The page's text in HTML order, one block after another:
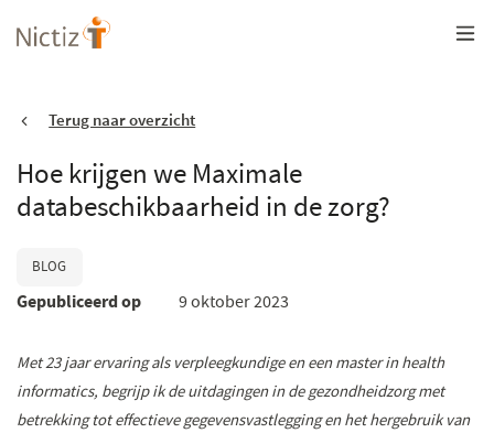
Overslaan
en
gaanTerug naar overzicht
Hoe krijgen we Maximale
databeschikbaarheid in de zorg?
BLOG
Gepubliceerd op 9 oktober 2023
Met 23 jaar ervaring als verpleegkundige en een master in health
informatics, begrijp ik de uitdagingen in de gezondheidzorg met
betrekking tot effectieve gegevensvastlegging en het hergebruik van